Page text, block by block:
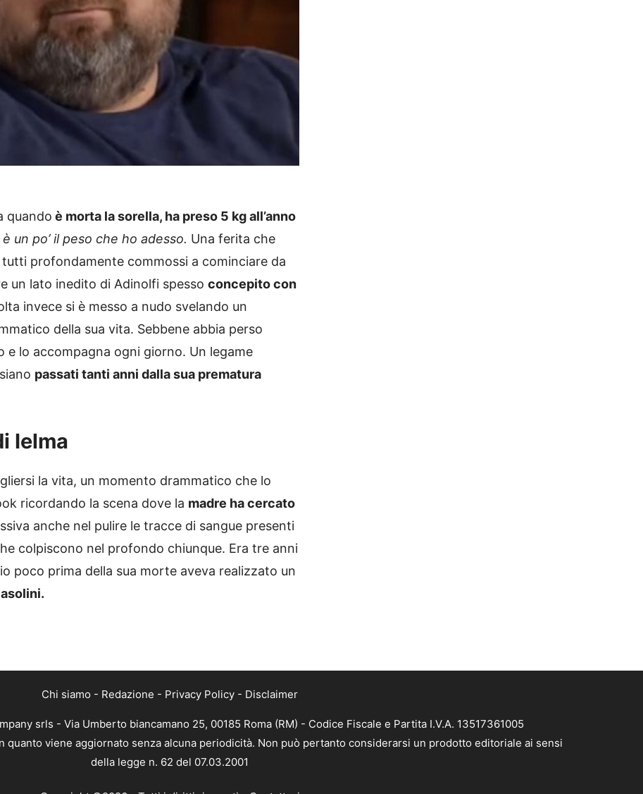
quando è morta la sorella, ha preso 5 kg all’anno
un po’ il peso che ho adesso. Una ferita che
profondamente commossi a cominciare da
un lato inedito di Adinolfi spesso concepito con
invece si è messo a nudo svelando un
della sua vita. Sebbene abbia perso
e lo accompagna ogni giorno. Un legame
passati tanti anni dalla sua prematura
Ielma
la vita, un momento drammatico che lo
ricordando la scena dove la madre ha cercato
anche nel pulire le tracce di sangue presenti
colpiscono nel profondo chiunque. Era tre anni
poco prima della sua morte aveva realizzato un
Chi siamo - Redazione - Privacy Policy - Disclaimer
srls - Via Umberto biancamano 25, 00185 Roma (RM) - Codice Fiscale e Partita I.V.A. 13517361005
quanto viene aggiornato senza alcuna periodicità. Non può pertanto considerarsi un prodotto editoriale ai sensi
della legge n. 62 del 07.03.2001